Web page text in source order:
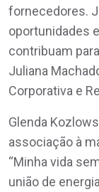
fornecedores.
oportunidades
contribuam
Juliana
Corporativa e
Glenda
associação à
“Minha vida
união de